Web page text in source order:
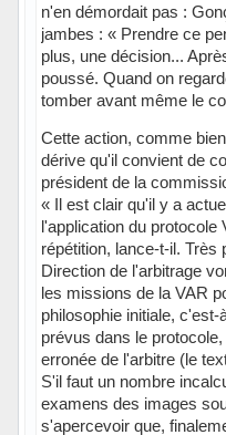
n'en démordait pas :
jambes : « Prendre ce
plus, une décision...
poussé. Quand on
tomber avant même le
Cette action, comme
dérive qu'il convient de
président de la
« Il est clair qu'il y a
l'application du
répétition, lance-t-il. Très
Direction de l'arbitrage
les missions de la VAR
philosophie initiale,
prévus dans le
erronée de l'arbitre (le
S'il faut un nombre
examens des images
s'apercevoir que,